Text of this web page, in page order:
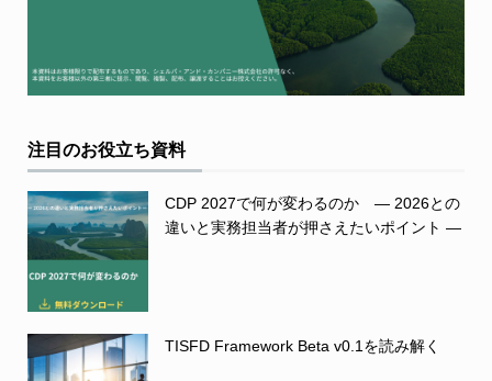
注目のお役立ち資料
CDP 2027で何が変わるのか ― 2026との
違いと実務担当者が押さえたいポイント ―
TISFD Framework Beta v0.1を読み解く